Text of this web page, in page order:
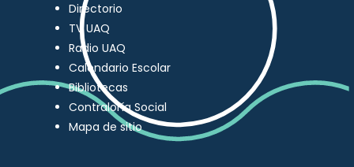
Directorio
TV UAQ
Radio UAQ
Calendario Escolar
Bibliotecas
Contraloría Social
Mapa de sitio